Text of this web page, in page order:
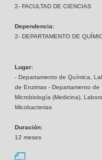
2- FACULTAD DE CIENCIAS
Dependencia:
2- DEPARTAMENTO DE
Lugar:
- Departamento de Química,
de Enzimas - Departamento de
Microbiología (Medicina),
Micobacterias
Duración:
12 meses